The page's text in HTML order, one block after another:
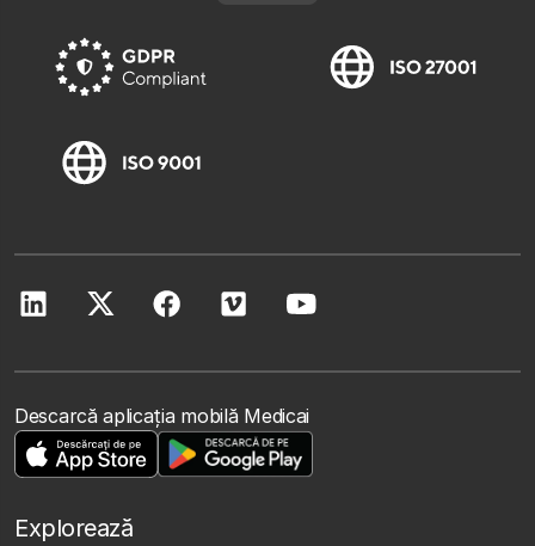
Descarcă aplicația mobilă Medicai
Explorează